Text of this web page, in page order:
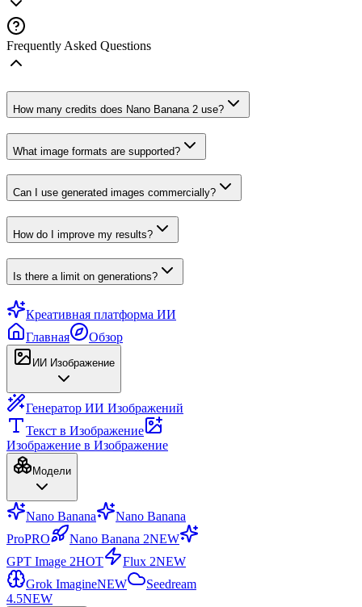
Frequently Asked Questions
How many credits does Nano Banana 2 use?
What image formats are supported?
Can I use generated images commercially?
How do I improve my results?
Is there a limit on generations?
Креативная платформа ИИ
Главная
Обзор
ИИ Изображение
Генератор ИИ Изображений
Текст в Изображение
Изображение в Изображение
Модели
Nano Banana
Nano Banana
ProPRO Nano Banana 2NEW
GPT Image 2HOT Flux 2NEW
Grok ImagineNEW
Seedream
4.5NEW